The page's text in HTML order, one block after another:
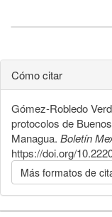
Cómo citar
Gómez-Robledo
protocolos de
Managua. Boletín
https://doi.org/
Más formatos de